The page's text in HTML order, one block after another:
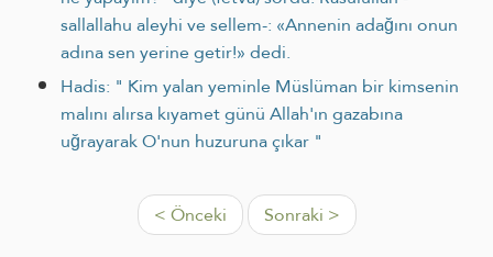
sallallahu aleyhi ve sellem-: «Annenin adağını onun
adına sen yerine getir!» dedi.
Hadis: " Kim yalan yeminle Müslüman bir kimsenin
malını alırsa kıyamet günü Allah'ın gazabına
uğrayarak O'nun huzuruna çıkar "
< Önceki Sonraki >